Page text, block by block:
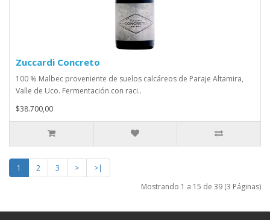
Zuccardi Concreto
100 % Malbec proveniente de suelos calcáreos de Paraje Altamira,
Valle de Uco. Fermentación con raci..
$38.700,00
1 2 3 >
>|
Mostrando 1 a 15 de 39 (3 Páginas)